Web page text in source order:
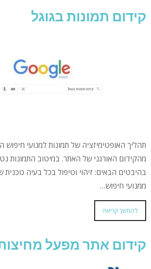
קידום תמונות בגוגל
תהליך האופטימיזציה של תמונות למנועי
מהקידום האורגני של האתר. במיטוב התמונות
בהיבטים הבאים: זיהוי וטיפול בכל בעיה טכנית
ממנועי חיפוש…
להמשך קריאה
קידום אתר מפעל מחיצות